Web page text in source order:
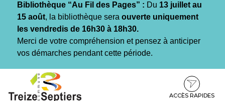
Bibliothèque “Au Fil des Pages” : Du 13 juillet au
15 août, la bibliothèque sera ouverte uniquement
les vendredis de 16h30 à 18h30.
Merci de votre compréhension et pensez à anticiper
vos démarches pendant cette période.
contenu
pied
ACCÈS RAPIDES